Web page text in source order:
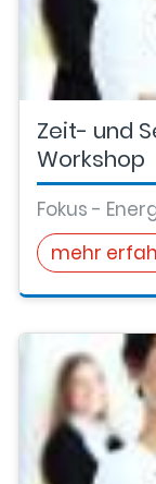
Zeit- und
Workshop
Fokus -
mehr